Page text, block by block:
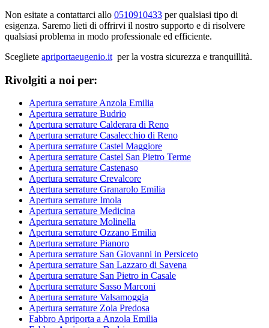
Non esitate a contattarci allo 0510910433 per qualsiasi tipo di
esigenza. Saremo lieti di offrirvi il nostro supporto e di risolvere
qualsiasi problema in modo professionale ed efficiente.
Scegliete apriportaeugenio.it per la vostra sicurezza e tranquillità.
Rivolgiti a noi per:
Apertura serrature Anzola Emilia
Apertura serrature Budrio
Apertura serrature Calderara di Reno
Apertura serrature Casalecchio di Reno
Apertura serrature Castel Maggiore
Apertura serrature Castel San Pietro Terme
Apertura serrature Castenaso
Apertura serrature Crevalcore
Apertura serrature Granarolo Emilia
Apertura serrature Imola
Apertura serrature Medicina
Apertura serrature Molinella
Apertura serrature Ozzano Emilia
Apertura serrature Pianoro
Apertura serrature San Giovanni in Persiceto
Apertura serrature San Lazzaro di Savena
Apertura serrature San Pietro in Casale
Apertura serrature Sasso Marconi
Apertura serrature Valsamoggia
Apertura serrature Zola Predosa
Fabbro Apriporta a Anzola Emilia